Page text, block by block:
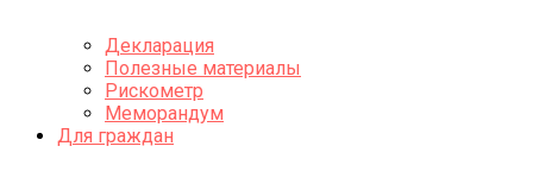
Декларация
Полезные материалы
Рискометр
Меморандум
Для граждан